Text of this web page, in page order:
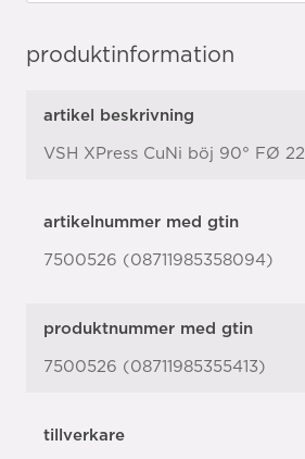
produktinformation
artikel beskrivning
VSH XPress CuNi böj 90° FØ 22
artikelnummer med gtin
7500526 (08711985358094)
produktnummer med gtin
7500526 (08711985355413)
tillverkare